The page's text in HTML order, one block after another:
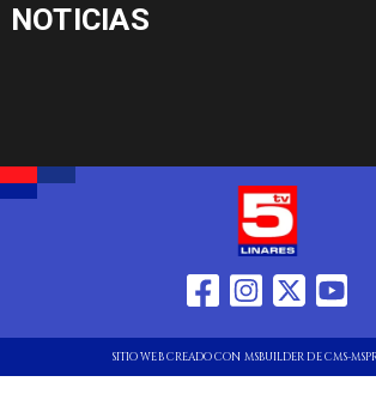
NOTICIAS
SITIO WEB CREADO CON MSBUILDER DE CMS-